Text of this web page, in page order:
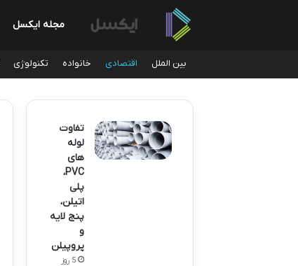
مجله ایکسل
بین الملل اقتصادی خانواده تکنولوژی
تفاوت
لوله
های
PVC،
پلی
اتیلن،
پنج لایه
و
پروپیلن
5 روز